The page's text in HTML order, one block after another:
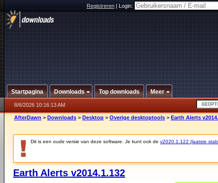
Registreren|Login:
Startpagina Downloads Top downloads Meer
8/6/2026 10:16:13 AM
AfterDawn > Downloads > Desktop > Overige desktoptools > Earth Alerts
Dit is een oude versie van deze software. Je kunt ook de v2020.1.122 (laatste
Earth Alerts v2014.1.132